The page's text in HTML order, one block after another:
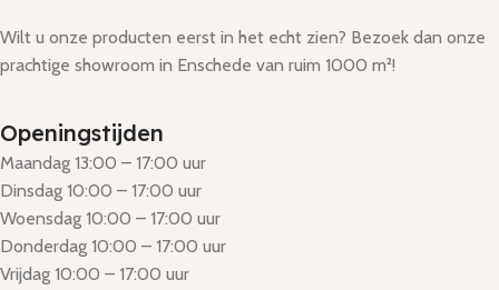
Wilt u onze producten eerst in het echt zien? Bezoek dan onze
prachtige showroom in Enschede van ruim 1000 m²!
Openingstijden
Maandag 13:00 – 17:00 uur
Dinsdag 10:00 – 17:00 uur
Woensdag 10:00 – 17:00 uur
Donderdag 10:00 – 17:00 uur
Vrijdag 10:00 – 17:00 uur